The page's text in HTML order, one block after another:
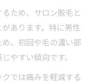
ため、サロン脱毛と
あります。特に男性
、初回や毛の濃い部
やすい傾向です。
では痛みを軽減する